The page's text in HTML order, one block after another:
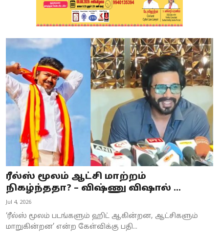
ரீல்ஸ் மூலம் ஆட்சி மாற்றம்
நிகழ்ந்ததா? – விஷ்ணு விஷால் ...
Jul 4, 2026
‘ரீல்ஸ் மூலம் படங்களும் ஹிட் ஆகின்றன, ஆட்சிகளும்
மாறுகின்றன’ என்ற கேள்விக்கு பதி...